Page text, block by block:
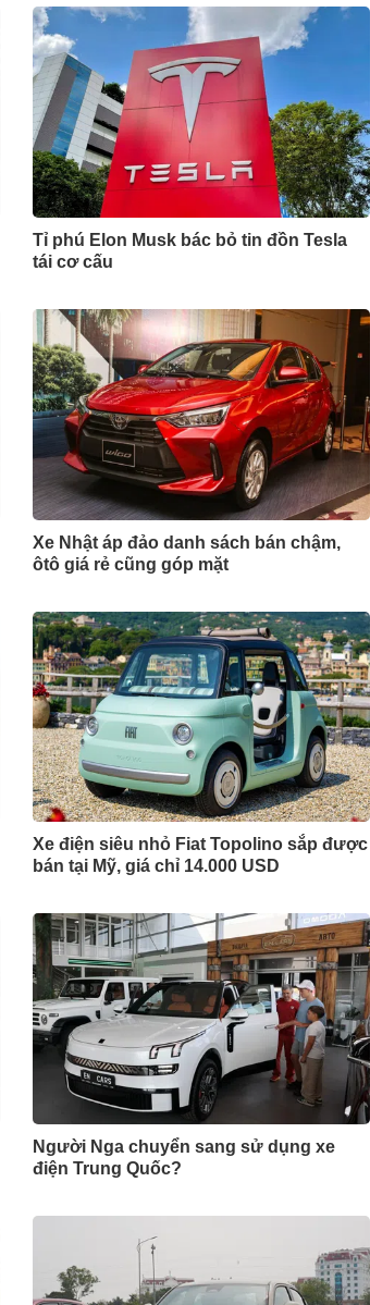
Tỉ phú Elon Musk bác bỏ tin đồn Tesla
tái cơ cấu
Xe Nhật áp đảo danh sách bán chậm,
ôtô giá rẻ cũng góp mặt
Xe điện siêu nhỏ Fiat Topolino sắp được
bán tại Mỹ, giá chỉ 14.000 USD
Người Nga chuyển sang sử dụng xe
điện Trung Quốc?